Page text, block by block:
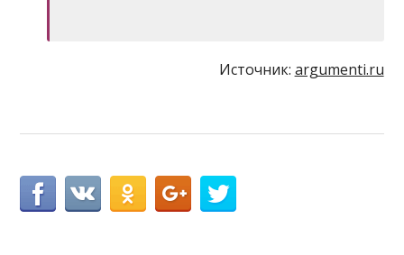
Источник: argumenti.ru